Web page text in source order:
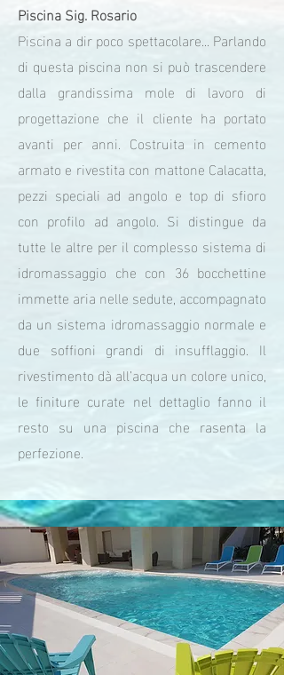
Piscina Sig. Rosario
Piscina a dir poco spettacolare... Parlando
di questa piscina non si può trascendere
dalla grandissima mole di lavoro di
progettazione che il cliente ha portato
avanti per anni. Costruita in cemento
armato e rivestita con mattone Calacatta,
pezzi speciali ad angolo e top di sfioro
con profilo ad angolo. Si distingue da
tutte le altre per il complesso sistema di
idromassaggio che con 36 bocchettine
immette aria nelle sedute, accompagnato
da un sistema idromassaggio normale e
due soffioni grandi di insufflaggio. Il
rivestimento dà all’acqua un colore unico,
le finiture curate nel dettaglio fanno il
resto su una piscina che rasenta la
perfezione.